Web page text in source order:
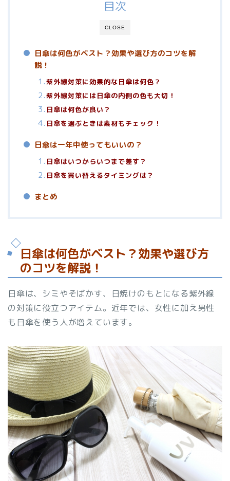
CLOSE
目次
日傘は何色がベスト？効果や選び方のコツを解
説！
紫外線対策に効果的な日傘は何色？
紫外線対策には日傘の内側の色も大切！
日傘は何色が良い？
日傘を選ぶときは素材もチェック！
日傘は一年中使ってもいいの？
日傘はいつからいつまで差す？
日傘を買い替えるタイミングは？
まとめ
日傘は何色がベスト？効果や選び方
のコツを解説！
日傘は、シミやそばかす、日焼けのもとになる紫外線
の対策に役立つアイテム。近年では、女性に加え男性
も日傘を使う人が増えています。